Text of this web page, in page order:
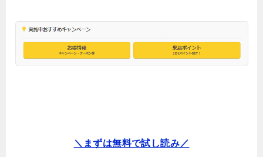
＼まずは無料で試し読み／